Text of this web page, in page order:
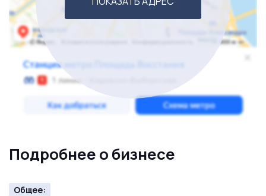
Подробнее о бизнесе
Общее: